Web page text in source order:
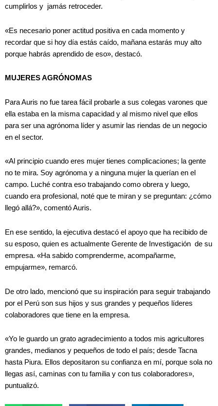
cumplirlos y jamás retroceder.
«Es necesario poner actitud positiva en cada momento y
recordar que si hoy día estás caído, mañana estarás muy alto
porque habrás aprendido de eso», destacó.
MUJERES AGRÓNOMAS
Para Auris no fue tarea fácil probarle a sus colegas varones que
ella estaba en la misma capacidad y al mismo nivel que ellos
para ser una agrónoma líder y asumir las riendas de un negocio
en el sector.
«Al principio cuando eres mujer tienes complicaciones; la gente
no te mira. Soy agrónoma y a ninguna mujer la querían en el
campo. Luché contra eso trabajando como obrera y luego,
cuando era profesional, noté que te miran y se preguntan: ¿cómo
llegó allá?», comentó Auris.
En ese sentido, la ejecutiva destacó el apoyo que ha recibido de
su esposo, quien es actualmente Gerente de Investigación de su
empresa. «Ha sabido comprenderme, acompañarme,
empujarme», remarcó.
De otro lado, mencionó que su inspiración para seguir trabajando
por el Perú son sus hijos y sus grandes y pequeños líderes
colaboradores que tiene en la empresa.
«Yo le guardo un grato agradecimiento a todos mis agricultores
grandes, medianos y pequeños de todo el país; desde Tacna
hasta Piura. Ellos depositaron su confianza en mí, porque sola no
llegas así, caminas con tu familia y con tus colaboradores»,
puntualizó.